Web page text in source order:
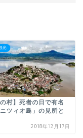
光
の村】死者の日で有名
ツィオ島」の見所と
2018年12月17日